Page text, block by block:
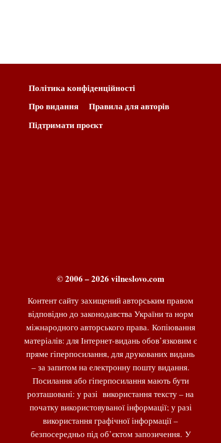
Політика конфіденційності
Про видання
Правила для авторів
Підтримати проєкт
© 2006 – 2026 vilneslovo.com
Контент сайту захищений авторським правом
відповідно до законодавства України та норм
міжнародного авторського права. Копіювання
матеріалів: для Інтернет-видань обов’язковим є
пряме гіперпосилання, для друкованих видань
– за запитом на електронну пошту видання.
Посилання або гіперпосилання мають бути
розташовані: у разі використання тексту – на
початку використовуваної інформації; у разі
використання графічної інформації –
безпосередньо під об’єктом запозичення. У